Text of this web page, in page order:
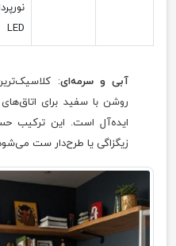
LED
آبی و سرمه‌ای:
روشن با سفید برای اتاق‌های
ایده‌آل است. این ترکیب
زیگزاگی یا طرح‌دار ست